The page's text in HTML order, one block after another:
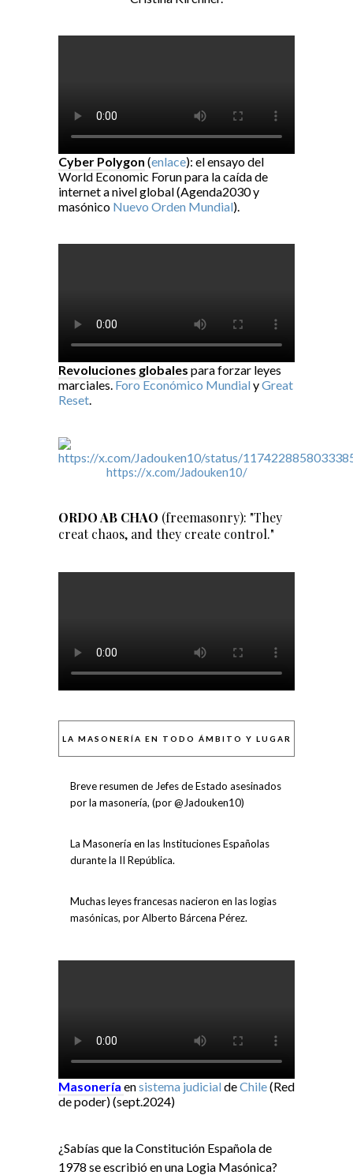
Cyber Polygon (enlace): el ensayo del
World Economic Forun para la caída de
internet a nivel global (Agenda2030 y
masónico Nuevo Orden Mundial).
Revoluciones globales para forzar leyes
marciales. Foro Económico MundialyGreat
Reset.
https://x.com/Jadouken10/
ORDO AB CHAO (freemasonry): "They
creat chaos, and they create control."
LA MASONERÍA EN TODO ÁMBITO Y LUGAR
Breve resumen de Jefes de Estado asesinados
por la masonería, (por @Jadouken10)
La Masonería en las Instituciones Españolas
durante la II República.
Muchas leyes francesas nacieron en las logias
masónicas, por Alberto Bárcena Pérez.
Masonería ensistema judicialdeChile(Red
de poder) (sept.2024)
¿Sabías que la Constitución Española de
1978 se escribió en una Logia Masónica?